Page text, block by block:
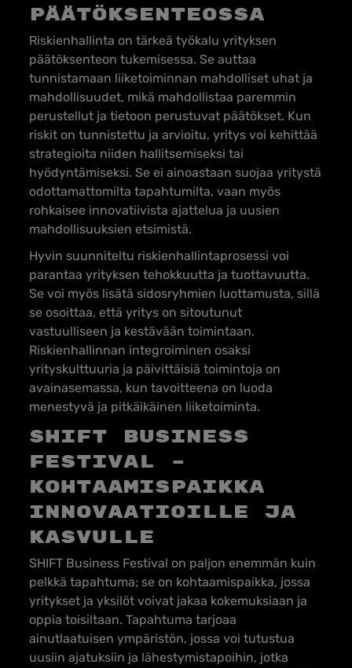
päätöksenteossa
Riskienhallinta on tärkeä työkalu yrityksen
päätöksenteon tukemisessa. Se auttaa
tunnistamaan liiketoiminnan mahdolliset uhat ja
mahdollisuudet, mikä mahdollistaa paremmin
perustellut ja tietoon perustuvat päätökset. Kun
riskit on tunnistettu ja arvioitu, yritys voi kehittää
strategioita niiden hallitsemiseksi tai
hyödyntämiseksi. Se ei ainoastaan suojaa yritystä
odottamattomilta tapahtumilta, vaan myös
rohkaisee innovatiivista ajattelua ja uusien
mahdollisuuksien etsimistä.
Hyvin suunniteltu riskienhallintaprosessi voi
parantaa yrityksen tehokkuutta ja tuottavuutta.
Se voi myös lisätä sidosryhmien luottamusta, sillä
se osoittaa, että yritys on sitoutunut
vastuulliseen ja kestävään toimintaan.
Riskienhallinnan integroiminen osaksi
yrityskulttuuria ja päivittäisiä toimintoja on
avainasemassa, kun tavoitteena on luoda
menestyvä ja pitkäikäinen liiketoiminta.
SHIFT Business
Festival –
Kohtaamispaikka
innovaatioille ja
kasvulle
SHIFT Business Festival on paljon enemmän kuin
pelkkä tapahtuma; se on kohtaamispaikka, jossa
yritykset ja yksilöt voivat jakaa kokemuksiaan ja
oppia toisiltaan. Tapahtuma tarjoaa
ainutlaatuisen ympäristön, jossa voi tutustua
uusiin ajatuksiin ja lähestymistapoihin, jotka